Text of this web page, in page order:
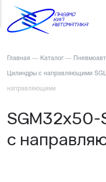
Главная — Каталог —
Цилиндры с направляющими
направляющими
с